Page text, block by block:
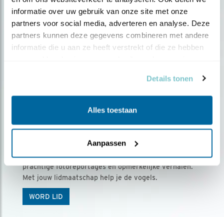
informatie over uw gebruik van onze site met onze
partners voor social media, adverteren en analyse. Deze
partners kunnen deze gegevens combineren met andere
informatie die u aan ze heeft verstrekt of die ze hebben
Details tonen
Alles toestaan
Aanpassen
Ontvang 5 x Vogels voor € 36,00 per jaar
Vogels is het tijdschrift voor onze leden, met
prachtige fotoreportages en opmerkelijke verhalen.
Met jouw lidmaatschap help je de vogels.
WORD LID